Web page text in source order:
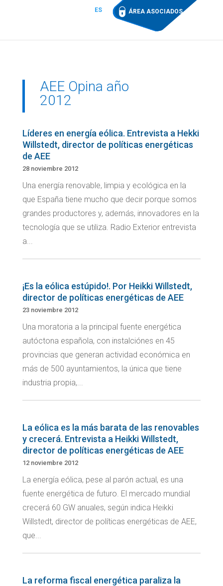
ES ÁREA ASOCIADOS
AEE Opina año
2012
Líderes en energía eólica. Entrevista a Hekki
Willstedt, director de políticas energéticas
de AEE
28 noviembre 2012
Una energía renovable, limpia y ecológica en la
que España tiene mucho que decir porque somos
grandes productores y, además, innovadores en la
tecnología que se utiliza. Radio Exterior entrevista
a...
¡Es la eólica estúpido!. Por Heikki Willstedt,
director de políticas energéticas de AEE
23 noviembre 2012
Una moratoria a la principal fuente energética
autóctona española, con instalciónes en 45
provincias que generan actividad económica en
más de 500 ayuntamientos, la única que tiene
industria propia,...
La eólica es la más barata de las renovables
y crecerá. Entrevista a Heikki Willstedt,
director de políticas energéticas de AEE
12 noviembre 2012
La energía eólica, pese al parón actual, es una
fuente energética de futuro. El mercado mundial
crecerá 60 GW anuales, según indica Heikki
Willstedt, director de políticas energéticas de AEE,
que...
La reforma fiscal energética paraliza la